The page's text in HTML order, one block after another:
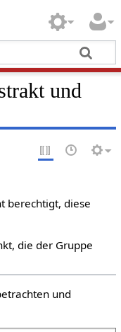
und
berechtigt, diese
die der Gruppe
und